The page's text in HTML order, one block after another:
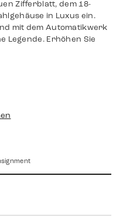
Zifferblatt, dem 18-
in Luxus ein.
mit dem Automatikwerk
Legende. Erhöhen Sie